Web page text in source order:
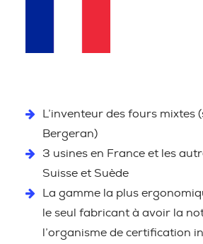
L’inventeur des fours mixtes
Bergeran)
3 usines en France et les
Suisse et Suède
La gamme la plus
le seul fabricant à avoir la
l’organisme de certification